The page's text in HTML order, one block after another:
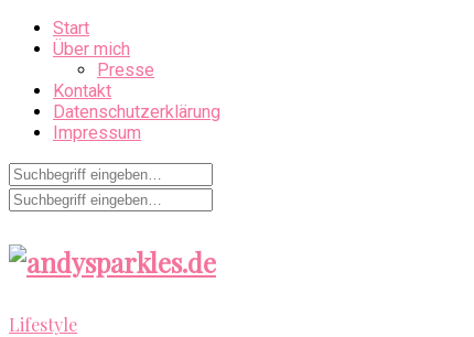
Start
Über mich
Presse
Kontakt
Datenschutzerklärung
Impressum
Lifestyle